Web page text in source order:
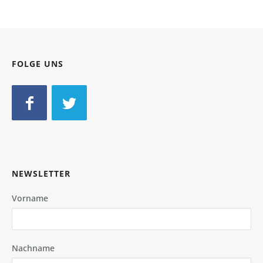
FOLGE UNS
NEWSLETTER
Vorname
Nachname